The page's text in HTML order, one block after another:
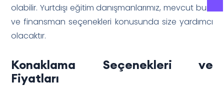
olabilir. Yurtdışı eğitim danışmanlarımız, mevcut burs
ve finansman seçenekleri konusunda size yardımcı
olacaktır.
Konaklama Seçenekleri ve
Fiyatları